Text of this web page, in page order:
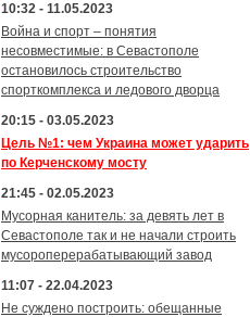
10:32 - 11.05.2023
Война и спорт – понятия
несовместимые: в Севастополе
остановилось строительство
спорткомплекса и ледового дворца
20:15 - 03.05.2023
Цель №1: чем Украина может ударить
по Керченскому мосту
21:45 - 02.05.2023
Мусорная канитель: за девять лет в
Севастополе так и не начали строить
мусороперерабатывающий завод
11:07 - 22.04.2023
Не суждено построить: обещанные